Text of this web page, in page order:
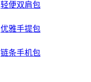
轻便双肩包
优雅手提包
链条手机包